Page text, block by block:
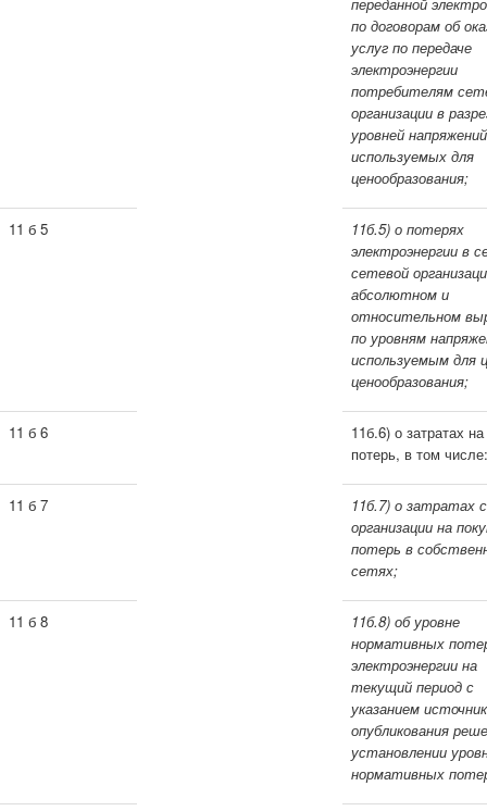
по договорам об
услуг по передаче
электроэнергии
потребителям
организации в
уровней
используемых для
ценообразования;
11 б 5
11б.5) о потерях
электроэнергии в
сетевой
абсолютном и
относительном
по уровням
используемым для
ценообразования;
11 б 6
11б.6) о затратах
потерь, в том числе:
11 б 7
11б.7) о затратах
организации на
потерь в
сетях;
11 б 8
11б.8) об уровне
нормативных
электроэнергии на
текущий период с
указанием
опубликования
установлении
нормативных